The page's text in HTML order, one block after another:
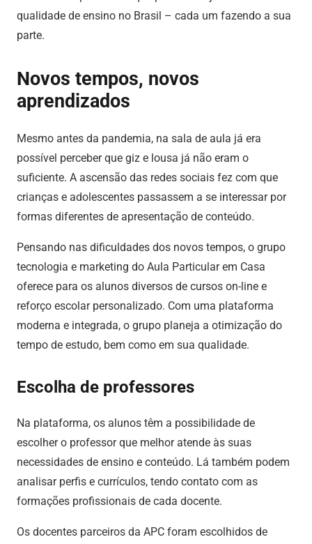
qualidade de ensino no Brasil – cada um fazendo a sua
parte.
Novos tempos, novos
aprendizados
Mesmo antes da pandemia, na sala de aula já era
possível perceber que giz e lousa já não eram o
suficiente. A ascensão das redes sociais fez com que
crianças e adolescentes passassem a se interessar por
formas diferentes de apresentação de conteúdo.
Pensando nas dificuldades dos novos tempos, o grupo
tecnologia e marketing do Aula Particular em Casa
oferece para os alunos diversos de cursos on-line e
reforço escolar personalizado. Com uma plataforma
moderna e integrada, o grupo planeja a otimização do
tempo de estudo, bem como em sua qualidade.
Escolha de professores
Na plataforma, os alunos têm a possibilidade de
escolher o professor que melhor atende às suas
necessidades de ensino e conteúdo. Lá também podem
analisar perfis e currículos, tendo contato com as
formações profissionais de cada docente.
Os docentes parceiros da APC foram escolhidos de